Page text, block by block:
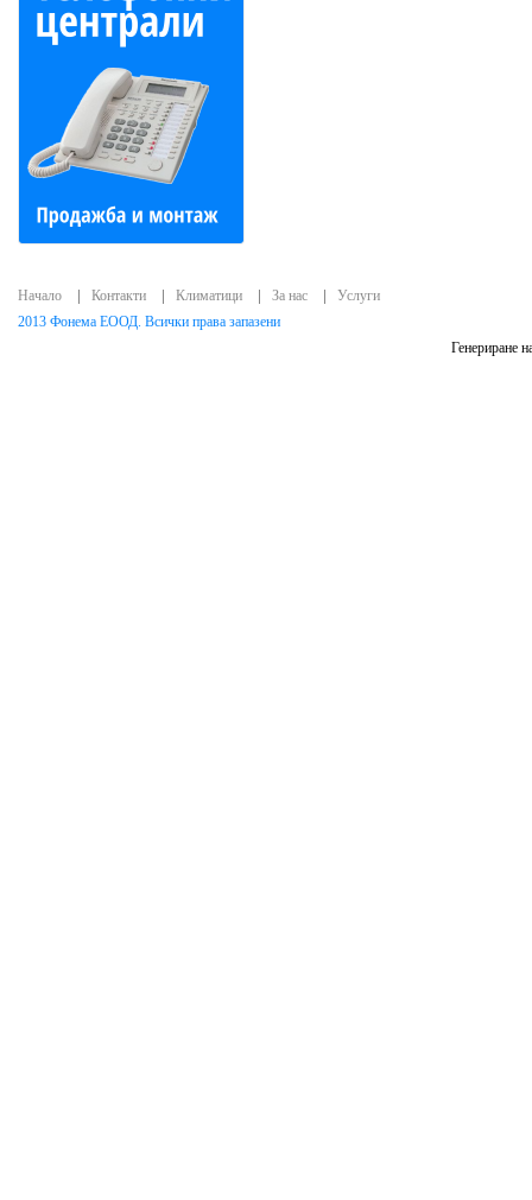
Начало Контакти Климатици За нас
Услуги
2013 Фонема ЕООД. Всички права запазени
Генериране